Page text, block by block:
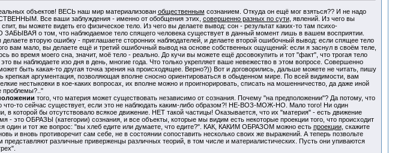
объектов! ВЕСЬ наш мир материализован общественным сознанием. Откуда он ещё мог взяться?? И не надо
Все ваши заблуждения - именно от обобщения этих, совершенно разных по сути, явлений. Из чего вы
вы можете видеть его физическое тело. Из чего вы делаете вывод: сон - результат каких-то там психо-
о том, что наблюдаемое тело спящего человека существует в данный момент лишь в вашем восприятии.
вторую ошибку - приглашаете сторонних наблюдателей, и делаете второй ошибочный вывод: если спящее тело
вам мало, вы делаете ещё и третий ошибочный вывод на основе собственных ощущений: если я заснул в своём теле,
во время моего сна, значит, моё тело - реально. До кучи вы можете ещё досовокупить и тот "факт", что трогая тело
вы наблюдаете изо дня в день, многие года. Что только укрепляет ваше невежество в этом вопросе. Совершенно
быть какая-то другая точка зрения на происходящее. Верно?)) Вот и договорились, дальше можете не читать, пишу
крепкая аргументация, позволяющая вполне сносно ориентироваться в обыденном мире. По всей видимости, вам
нестыковки в кое-каких вопросах, их вполне можно и проигнорировать, списать на мошенничество, да даже иной
проблемы?.."
того, что материя может существовать независимо от сознания. Почему "на предположении"? Да потому, что
то сейчас существует, если это не наблюдать каким-либо образом?! НЕ-ВОЗ-МОЖ-НО. Мало того! Ни один
которой бы отсутствовало всякое движение. НЕТ такой частицы! Оказывается, что их "материя" - есть движение
это ОБРАЗЫ (категории) сознания, и все объекты, которые мы видим есть некоторые проекции того, что происходит
один и тот же вопрос: "вы хлеб едите или думаете, что едите?". КАК, КАКИМ ОБРАЗОМ можно есть проекции, скажите
и вновь противоречит сам себе, не в состоянии сопоставить несколько своих же выражений. А теперь позвольте
представляют различные приверженцы различных теорий, в том числе и материалистических. Пусть они упиваются